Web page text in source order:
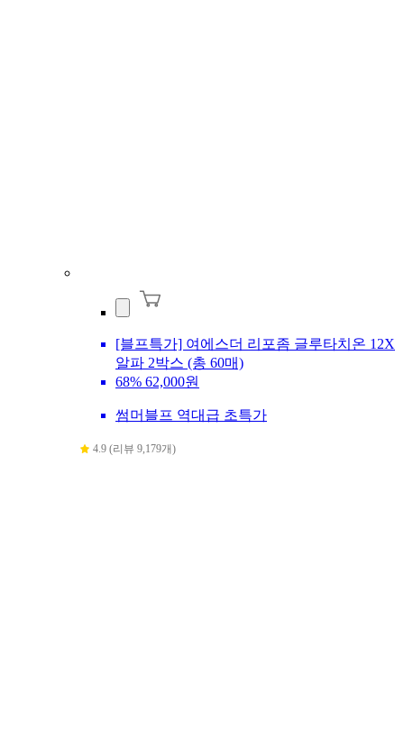
[블프특가] 여에스더 리포좀 글루타치온 12X
알파 2박스 (총 60매)
68% 62,000원
썸머블프 역대급 초특가
4.9 (리뷰 9,179개)